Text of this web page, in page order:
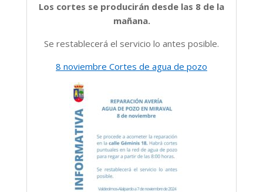
Los cortes se producirán desde las 8 de la
mañana.
Se restablecerá el servicio lo antes posible.
8 noviembre Cortes de agua de pozo